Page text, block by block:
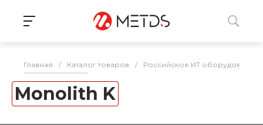
Главная / Каталог товаров / Российское ИТ оборудование
Monolith K